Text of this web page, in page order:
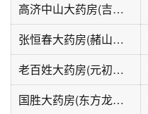
高济中山大药房(吉和街店)
张恒春大药房(赭山西路店)
老百姓大药房(元初信达外滩府分店)
国胜大药房(东方龙城店)